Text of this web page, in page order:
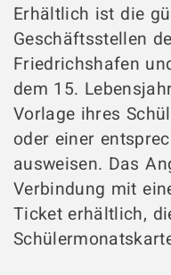
Erhältlich ist die
Geschäftsstellen
Friedrichshafen
dem 15.
Vorlage ihres
oder einer
ausweisen. Das
Verbindung mit
Ticket erhältlich,